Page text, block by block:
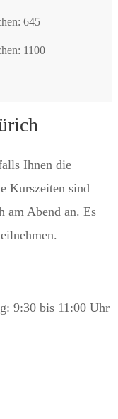
645
1100
Ihnen die
Kurszeiten sind
am Abend an. Es
9:30 bis 11:00 Uhr